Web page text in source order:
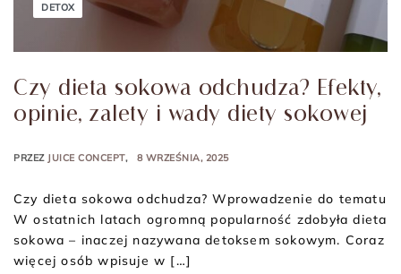
DETOX
Czy dieta sokowa odchudza? Efekty,
opinie, zalety i wady diety sokowej
PRZEZ JUICE CONCEPT 8 WRZEŚNIA, 2025
Czy dieta sokowa odchudza? Wprowadzenie do tematu
W ostatnich latach ogromną popularność zdobyła dieta
sokowa – inaczej nazywana detoksem sokowym. Coraz
więcej osób wpisuje w […]